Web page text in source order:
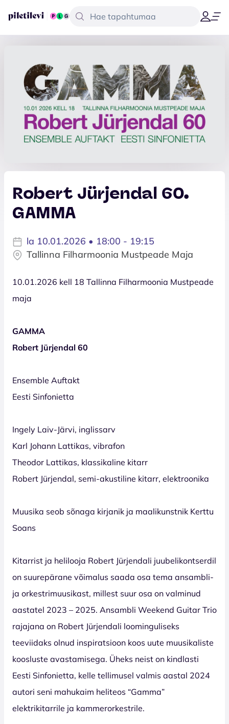
Robert Jürjendal 60.
GAMMA
la 10.01.2026 • 18:00 - 19:15
Tallinna Filharmoonia Mustpeade Maja
10.01.2026 kell 18 Tallinna Filharmoonia Mustpeade
maja
GAMMA
Robert Jürjendal 60
Ensemble Auftakt
Eesti Sinfonietta
Ingely Laiv-Järvi, inglissarv
Karl Johann Lattikas, vibrafon
Theodor Lattikas, klassikaline kitarr
Robert Jürjendal, semi-akustiline kitarr, elektroonika
Muusika seob sõnaga kirjanik ja maalikunstnik Kerttu
Soans
Kitarrist ja helilooja Robert Jürjendali juubelikontserdil
on suurepärane võimalus saada osa tema ansambli-
ja orkestrimuusikast, millest suur osa on valminud
aastatel 2023 – 2025. Ansambli Weekend Guitar Trio
rajajana on Robert Jürjendali loominguliseks
teeviidaks olnud inspiratsioon koos uute muusikaliste
koosluste avastamisega. Üheks neist on kindlasti
Eesti Sinfonietta, kelle tellimusel valmis aastal 2024
autori seni mahukaim heliteos “Gamma”
elektrikitarrile ja kammerorkestrile.